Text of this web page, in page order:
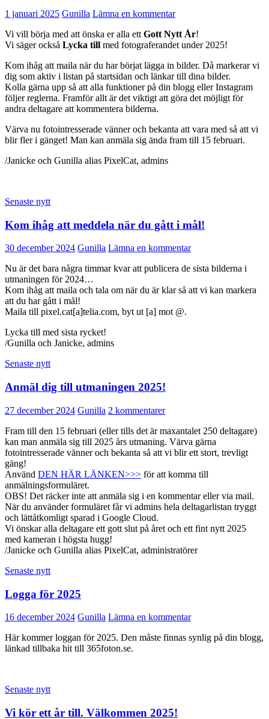
1 januari 2025 Gunilla Lämna en kommentar
Vi vill börja med att önska er alla ett Gott Nytt År!
Vi säger också Lycka till med fotograferandet under 2025!
Kom ihåg att maila när du har börjat lägga in bilder. Då markerar vi
dig som aktiv i listan på startsidan och länkar till dina bilder.
Kolla gärna upp så att alla funktioner på din blogg eller Instagram
följer reglerna. Framför allt är det viktigt att göra det möjligt för
andra deltagare att kommentera bilderna.
Värva nu fotointresserade vänner och bekanta att vara med så att vi
blir fler i gänget! Man kan anmäla sig ända fram till 15 februari.
/Janicke och Gunilla alias PixelCat, admins
Senaste nytt
Kom ihåg att meddela när du gått i mål!
30 december 2024 Gunilla Lämna en kommentar
Nu är det bara några timmar kvar att publicera de sista bilderna i
utmaningen för 2024…
Kom ihåg att maila och tala om när du är klar så att vi kan markera
att du har gått i mål!
Maila till pixel.cat[a]telia.com, byt ut [a] mot @.
Lycka till med sista rycket!
/Gunilla och Janicke, admins
Senaste nytt
Anmäl dig till utmaningen 2025!
27 december 2024 Gunilla 2 kommentarer
Fram till den 15 februari (eller tills det är maxantalet 250 deltagare)
kan man anmäla sig till 2025 års utmaning. Värva gärna
fotointresserade vänner och bekanta så att vi blir ett stort, trevligt
gäng!
Använd DEN HÄR LÄNKEN>>> för att komma till
anmälningsformuläret.
OBS! Det räcker inte att anmäla sig i en kommentar eller via mail.
När du använder formuläret får vi admins hela deltagarlistan tryggt
och lättåtkomligt sparad i Google Cloud.
Vi önskar alla deltagare ett gott slut på året och ett fint nytt 2025
med kameran i högsta hugg!
/Janicke och Gunilla alias PixelCat, administratörer
Senaste nytt
Logga för 2025
16 december 2024 Gunilla Lämna en kommentar
Här kommer loggan för 2025. Den måste finnas synlig på din blogg,
länkad tillbaka hit till 365foton.se.
Senaste nytt
Vi kör ett år till. Välkommen 2025!